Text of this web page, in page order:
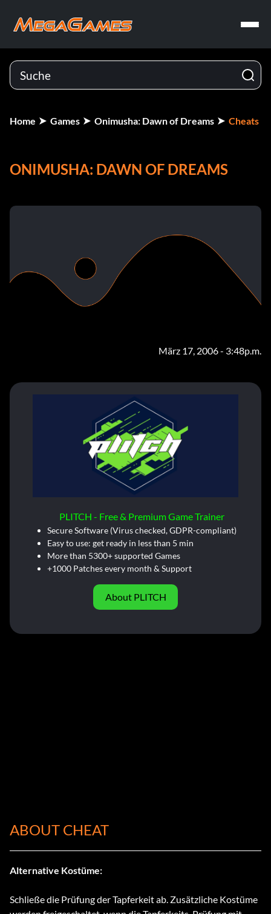
Home Games Onimusha: Dawn of Dreams Cheats
ONIMUSHA: DAWN OF DREAMS
März 17, 2006 - 3:48p.m.
PLITCH - Free & Premium Game Trainer
Secure Software (Virus checked, GDPR-compliant)
Easy to use: get ready in less than 5 min
More than 5300+ supported Games
+1000 Patches every month & Support
About PLITCH
ABOUT CHEAT
Alternative Kostüme:
Schließe die Prüfung der Tapferkeit ab. Zusätzliche Kostüme